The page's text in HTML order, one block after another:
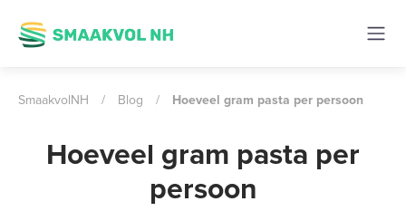
SmaakvolNH / Blog / Hoeveel gram pasta per persoon
Hoeveel gram pasta per
persoon